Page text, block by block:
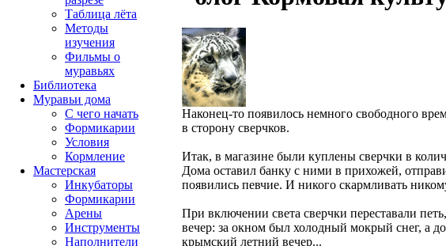
Наконец-то появилось немного свободного
в сторону сверчков.
Итак, в магазине были куплены сверчки в
Дома оставил банку с ними в прихожей,
появились певчие. И никого скармливать
При включении света сверчки переставали
вечер: за окном был холодный мокрый снег, а
крымский летний вечер...
Таблица лёта
Методы
изучения
Фильмы о
муравьях
Библиотека
Муравьи дома
С чего начать
Формикарии
Условия
Кормление
Мастерская
Инкубаторы
Формикарии
Арены
Инструменты
Наполнители